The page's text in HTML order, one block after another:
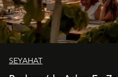
SEYAHAT